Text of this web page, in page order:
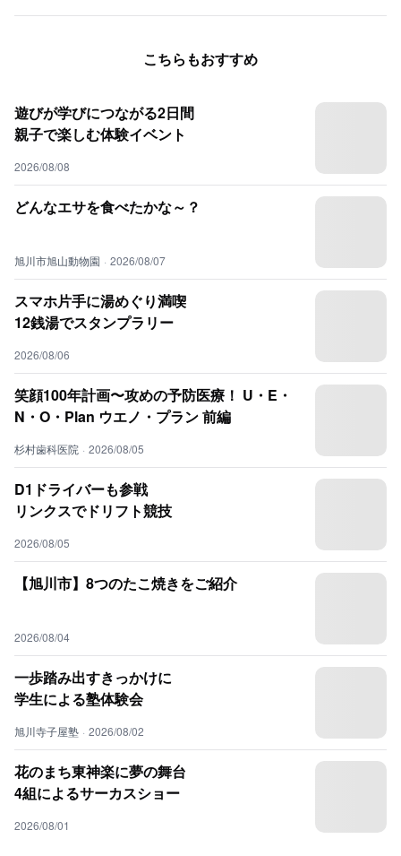
こちらもおすすめ
遊びが学びにつながる2日間
親子で楽しむ体験イベント
2026/08/08
どんなエサを食べたかな～？
旭川市旭山動物園 · 2026/08/07
スマホ片手に湯めぐり満喫
12銭湯でスタンプラリー
2026/08/06
笑顔100年計画〜攻めの予防医療！ U・E・
N・O・Plan ウエノ・プラン 前編
杉村歯科医院 · 2026/08/05
D1ドライバーも参戦
リンクスでドリフト競技
2026/08/05
【旭川市】8つのたこ焼きをご紹介
2026/08/04
一歩踏み出すきっかけに
学生による塾体験会
旭川寺子屋塾 · 2026/08/02
花のまち東神楽に夢の舞台
4組によるサーカスショー
2026/08/01